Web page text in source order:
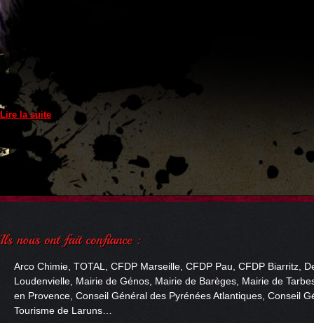
Lire la suite
Arco Chimie, TOTAL, CFDP Marseille, CFDP Pau, CFDP Biarritz,
Loudenvielle, Mairie de Génos, Mairie de Barèges, Mairie de
en Provence, Conseil Général des Pyrénées Atlantiques, Conseil
Tourisme de Laruns…